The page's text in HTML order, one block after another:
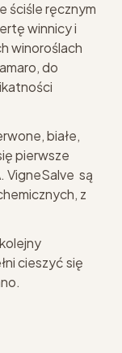
ściśle ręcznym
winnicy i
winoroślach
do
białe,
pierwsze
VigneSalve są
z
cieszyć się